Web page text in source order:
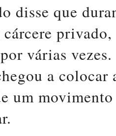
disse que
cárcere
várias
a
um